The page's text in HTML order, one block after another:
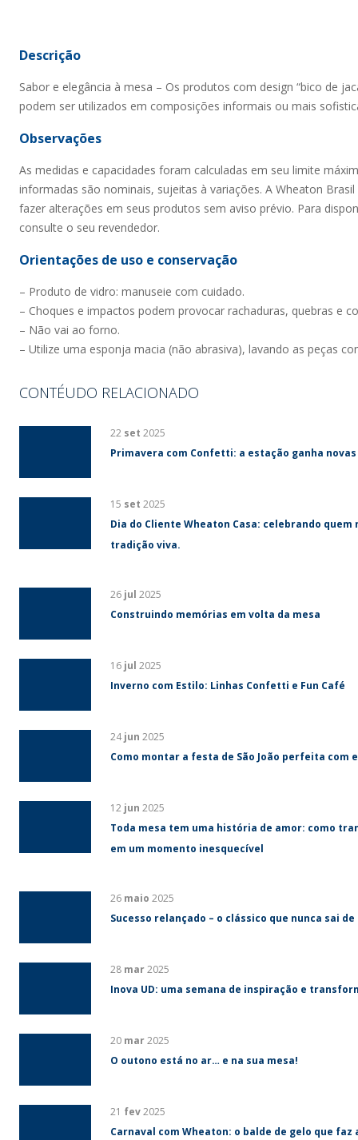
Descrição
Sabor e elegância à mesa – Os produtos com design “bico de
podem ser utilizados em composições informais ou mais
Observações
As medidas e capacidades foram calculadas em seu limite
informadas são nominais, sujeitas à variações. A Wheaton
fazer alterações em seus produtos sem aviso prévio. Para
consulte o seu revendedor.
Orientações de uso e conservação
– Produto de vidro: manuseie com cuidado.
– Choques e impactos podem provocar rachaduras, quebras e
– Não vai ao forno.
– Utilize uma esponja macia (não abrasiva), lavando as peças
CONTÉUDO RELACIONADO
22 set 2025
Primavera com Confetti: a estação ganha
15 set 2025
Dia do Cliente Wheaton Casa: celebrando
tradição viva.
26 jul 2025
Construindo memórias em volta da mesa
16 jul 2025
Inverno com Estilo: Linhas Confetti e Fun Café
24jun 2025
Como montar a festa de São João perfeita com
12 jun 2025
Toda mesa tem uma história de amor: como
em um momento inesquecível
26 maio 2025
Sucesso relançado – o clássico que nunca sai de
28 mar2025
Inova UD: uma semana de inspiração e
20 mar2025
O outono está no ar… e na sua mesa!
21 fev2025
Carnaval com Wheaton: o balde de gelo que